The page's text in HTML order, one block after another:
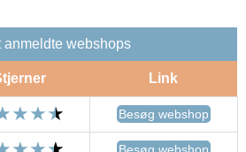
anmeldte webshops
Link
Besøg webshop